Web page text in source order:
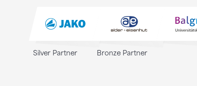
Silver Partner Bronze Partner